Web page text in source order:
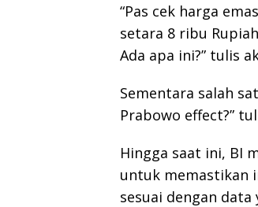
“Pas cek harga
setara 8 ribu
Ada apa ini?” tulis
Sementara salah
Prabowo effect?”
Hingga saat ini, BI
untuk memastikan
sesuai dengan data